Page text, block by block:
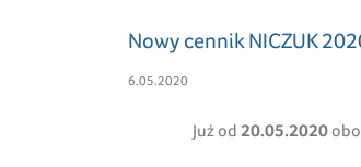
Nowy cennik NICZUK
6.05.2020
Już od 20.05.2020